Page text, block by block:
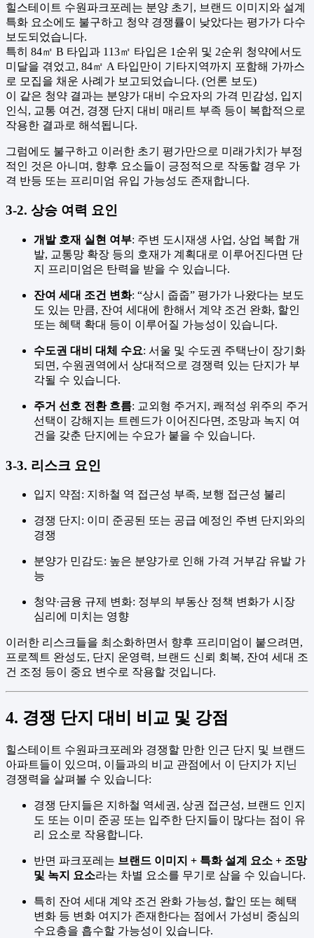
힐스테이트 수원파크포레는 분양 초기, 브랜드 이미지와 설계
특화 요소에도 불구하고 청약 경쟁률이 낮았다는 평가가 다수
보도되었습니다.
특히 84㎡ B 타입과 113㎡ 타입은 1순위 및 2순위 청약에서도
미달을 겪었고, 84㎡ A 타입만이 기타지역까지 포함해 가까스
로 모집을 채운 사례가 보고되었습니다. (언론 보도)
이 같은 청약 결과는 분양가 대비 수요자의 가격 민감성, 입지
인식, 교통 여건, 경쟁 단지 대비 매리트 부족 등이 복합적으로
작용한 결과로 해석됩니다.
그럼에도 불구하고 이러한 초기 평가만으로 미래가치가 부정
적인 것은 아니며, 향후 요소들이 긍정적으로 작동할 경우 가
격 반등 또는 프리미엄 유입 가능성도 존재합니다.
3-2. 상승 여력 요인
개발 호재 실현 여부: 주변 도시재생 사업, 상업 복합 개
발, 교통망 확장 등의 호재가 계획대로 이루어진다면 단
지 프리미엄은 탄력을 받을 수 있습니다.
잔여 세대 조건 변화: “상시 줍줍” 평가가 나왔다는 보도
도 있는 만큼, 잔여 세대에 한해서 계약 조건 완화, 할인
또는 혜택 확대 등이 이루어질 가능성이 있습니다.
수도권 대비 대체 수요: 서울 및 수도권 주택난이 장기화
되면, 수원권역에서 상대적으로 경쟁력 있는 단지가 부
각될 수 있습니다.
주거 선호 전환 흐름: 교외형 주거지, 쾌적성 위주의 주거
선택이 강해지는 트렌드가 이어진다면, 조망과 녹지 여
건을 갖춘 단지에는 수요가 붙을 수 있습니다.
3-3. 리스크 요인
입지 약점: 지하철 역 접근성 부족, 보행 접근성 불리
경쟁 단지: 이미 준공된 또는 공급 예정인 주변 단지와의
경쟁
분양가 민감도: 높은 분양가로 인해 가격 거부감 유발 가
능
청약·금융 규제 변화: 정부의 부동산 정책 변화가 시장
심리에 미치는 영향
이러한 리스크들을 최소화하면서 향후 프리미엄이 붙으려면,
프로젝트 완성도, 단지 운영력, 브랜드 신뢰 회복, 잔여 세대 조
건 조정 등이 중요 변수로 작용할 것입니다.
4. 경쟁 단지 대비 비교 및 강점
힐스테이트 수원파크포레와 경쟁할 만한 인근 단지 및 브랜드
아파트들이 있으며, 이들과의 비교 관점에서 이 단지가 지닌
경쟁력을 살펴볼 수 있습니다:
경쟁 단지들은 지하철 역세권, 상권 접근성, 브랜드 인지
도 또는 이미 준공 또는 입주한 단지들이 많다는 점이 유
리 요소로 작용합니다.
반면 파크포레는 브랜드 이미지 + 특화 설계 요소 + 조망
및 녹지 요소라는 차별 요소를 무기로 삼을 수 있습니다.
특히 잔여 세대 계약 조건 완화 가능성, 할인 또는 혜택
변화 등 변화 여지가 존재한다는 점에서 가성비 중심의
수요층을 흡수할 가능성이 있습니다.